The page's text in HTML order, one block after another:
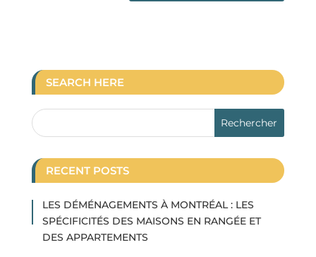
SEARCH HERE
RECENT POSTS
LES DÉMÉNAGEMENTS À MONTRÉAL : LES
SPÉCIFICITÉS DES MAISONS EN RANGÉE ET
DES APPARTEMENTS